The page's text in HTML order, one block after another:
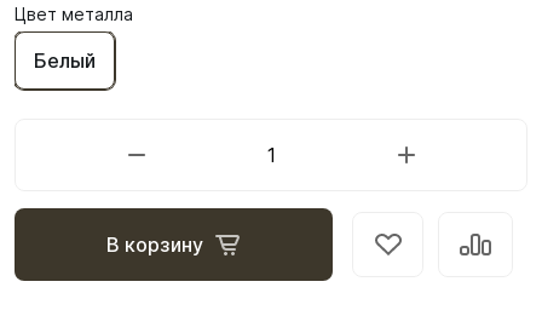
Цвет металла
Белый
В корзину